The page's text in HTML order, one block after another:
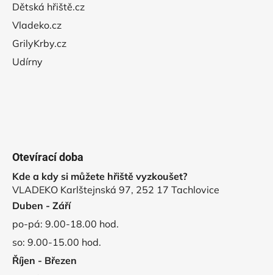
Dětská hřiště.cz
Vladeko.cz
GrilyKrby.cz
Udírny
Otevírací doba
Kde a kdy si můžete hřiště vyzkoušet?
VLADEKO Karlštejnská 97, 252 17 Tachlovice
Duben - Září
po-pá: 9.00-18.00 hod.
so: 9.00-15.00 hod.
Říjen - Březen